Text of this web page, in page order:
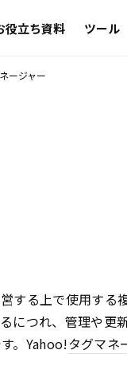
役立ち資料 ツール
ージャー
する上で使用する
につれ、管理や更
。Yahoo!タグマネ